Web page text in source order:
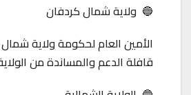
🔵 ولاية شمال كردفان
الأمين العام لحكومة ولاية
قافلة الدعم والمساندة من